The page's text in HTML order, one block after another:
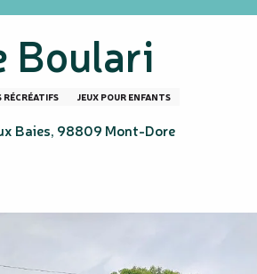
Boulari
RÉCRÉATIFS JEUX POUR ENFANTS
Baies, 98809 Mont-Dore
favoris